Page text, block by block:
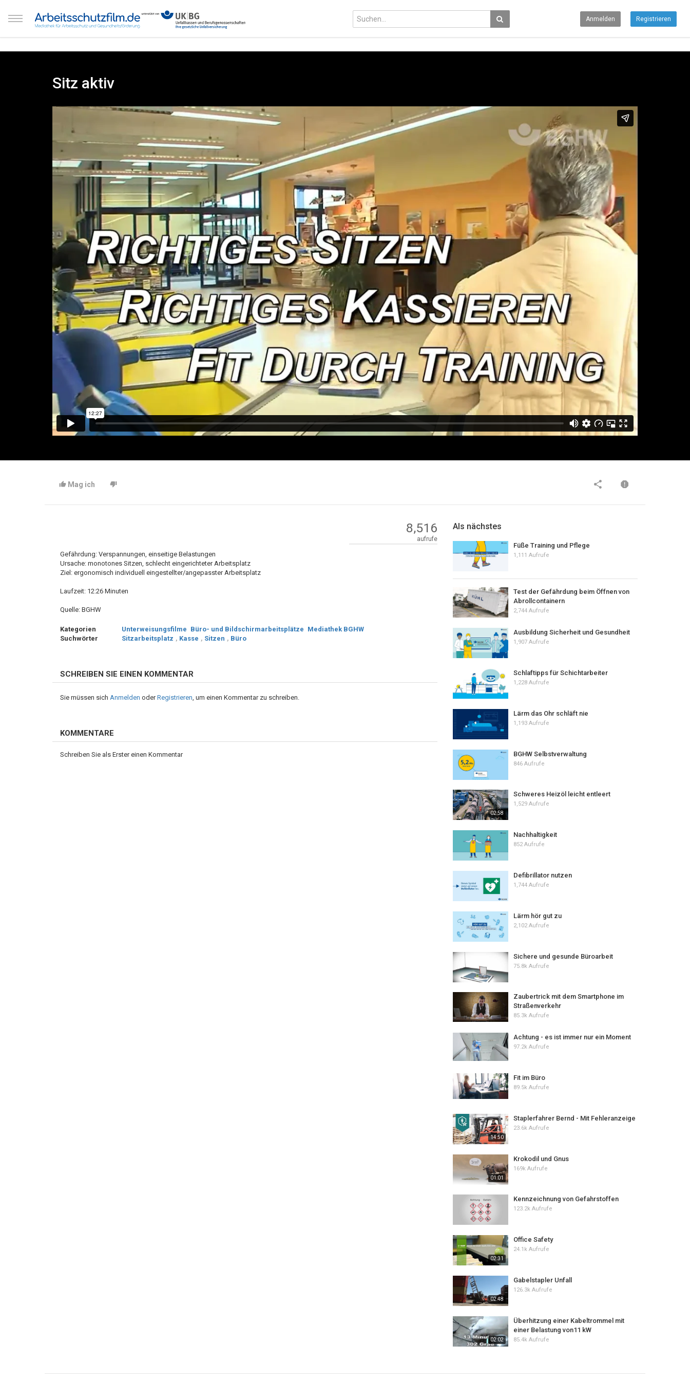
Anmelden Registrieren
Sitz aktiv
Mag ich
8,516
aufrufe
Gefährdung: Verspannungen, einseitige Belastungen
Ursache: monotones Sitzen, schlecht eingerichteter Arbeitsplatz
Ziel: ergonomisch individuell eingestellter/angepasster Arbeitsplatz
Laufzeit: 12:26 Minuten
Quelle: BGHW
Kategorien Unterweisungsfilme Büro- und Bildschirmarbeitsplätze Mediathek BGHW
Suchwörter
Sitzarbeitsplatz , Kasse , Sitzen , Büro
SCHREIBEN SIE EINEN KOMMENTAR
Sie müssen sich Anmelden oderRegistrieren, um einen Kommentar zu schreiben.
KOMMENTARE
Schreiben Sie als Erster einen Kommentar
Als nächstes
Füße Training und Pflege
1,111 Aufrufe
Test der Gefährdung beim Öffnen von
Abrollcontainern
2,744 Aufrufe
Ausbildung Sicherheit und Gesundheit
1,907 Aufrufe
Schlaftipps für Schichtarbeiter
1,228 Aufrufe
Lärm das Ohr schläft nie
1,193 Aufrufe
BGHW Selbstverwaltung
846 Aufrufe
02:58
Schweres Heizöl leicht entleert
1,529 Aufrufe
Nachhaltigkeit
852 Aufrufe
Defibrillator nutzen
1,744 Aufrufe
Lärm hör gut zu
2,102 Aufrufe
Sichere und gesunde Büroarbeit
75.8k Aufrufe
Zaubertrick mit dem Smartphone im
Straßenverkehr
85.3k Aufrufe
Achtung - es ist immer nur ein Moment
97.2k Aufrufe
Fit im Büro
89.5k Aufrufe
14:50
Staplerfahrer Bernd - Mit Fehleranzeige
23.6k Aufrufe
01:01
Krokodil und Gnus
169k Aufrufe
Kennzeichnung von Gefahrstoffen
123.2k Aufrufe
02:31
Office Safety
24.1k Aufrufe
02:48
Gabelstapler Unfall
126.3k Aufrufe
02:02
Überhitzung einer Kabeltrommel mit
einer Belastung von11 kW
85.4k Aufrufe